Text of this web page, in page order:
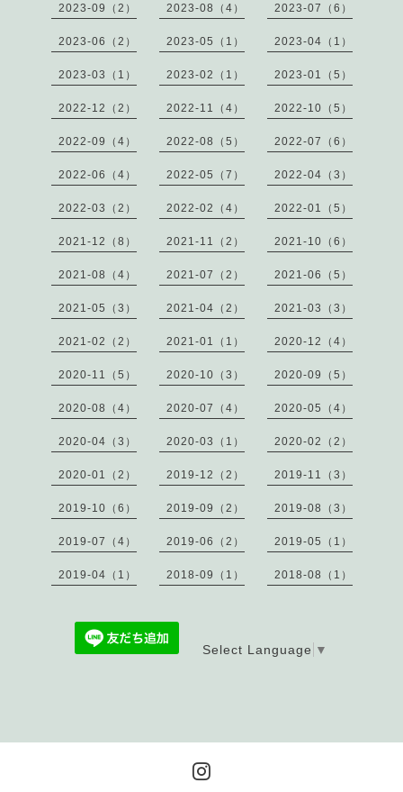
2023-09（2） 2023-08（4） 2023-07（6）
2023-06（2） 2023-05（1） 2023-04（1）
2023-03（1） 2023-02（1） 2023-01（5）
2022-12（2） 2022-11（4） 2022-10（5）
2022-09（4） 2022-08（5） 2022-07（6）
2022-06（4） 2022-05（7） 2022-04（3）
2022-03（2） 2022-02（4） 2022-01（5）
2021-12（8） 2021-11（2） 2021-10（6）
2021-08（4） 2021-07（2） 2021-06（5）
2021-05（3） 2021-04（2） 2021-03（3）
2021-02（2） 2021-01（1） 2020-12（4）
2020-11（5） 2020-10（3） 2020-09（5）
2020-08（4） 2020-07（4） 2020-05（4）
2020-04（3） 2020-03（1） 2020-02（2）
2020-01（2） 2019-12（2） 2019-11（3）
2019-10（6） 2019-09（2） 2019-08（3）
2019-07（4） 2019-06（2） 2019-05（1）
2019-04（1） 2018-09（1） 2018-08（1）
Select Language ▼